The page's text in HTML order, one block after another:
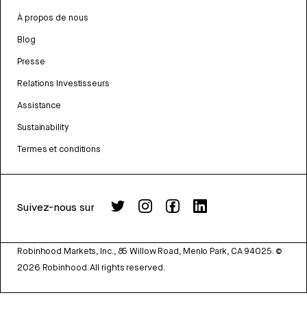
À propos de nous
Blog
Presse
Relations Investisseurs
Assistance
Sustainability
Termes et conditions
Suivez-nous sur
Robinhood Markets, Inc., 85 Willow Road, Menlo Park, CA 94025. ©
2026 Robinhood. All rights reserved.